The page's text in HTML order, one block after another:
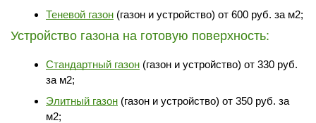
Теневой газон (газон и устройство) от 600 руб. за м2;
Устройство газона на готовую поверхность:
Стандартный газон (газон и устройство) от 330 руб.
за м2;
Элитный газон (газон и устройство) от 350 руб. за
м2;